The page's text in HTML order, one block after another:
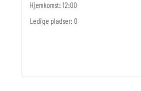
Hjemkomst: 12:00
Ledige pladser: 0